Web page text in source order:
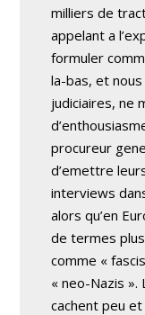
milliers de
appelant a
formuler
la-bas, et
judiciaires, ne
procureur
d’emettre
interviews
alors qu’en
de termes
comme «
« neo-Nazis
cachent peu